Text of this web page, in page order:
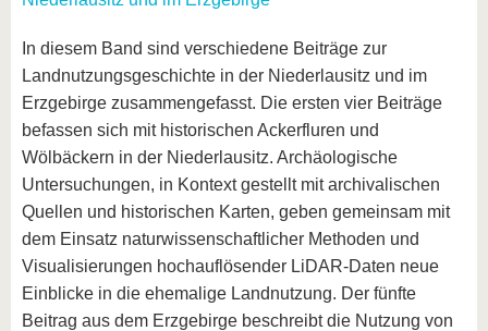
In diesem Band sind verschiedene Beiträge zur
Landnutzungsgeschichte in der Niederlausitz und im
Erzgebirge zusammengefasst. Die ersten vier Beiträge
befassen sich mit historischen Ackerfluren und
Wölbäckern in der Niederlausitz. Archäologische
Untersuchungen, in Kontext gestellt mit archivalischen
Quellen und historischen Karten, geben gemeinsam mit
dem Einsatz naturwissenschaftlicher Methoden und
Visualisierungen hochauflösender LiDAR-Daten neue
Einblicke in die ehemalige Landnutzung. Der fünfte
Beitrag aus dem Erzgebirge beschreibt die Nutzung von